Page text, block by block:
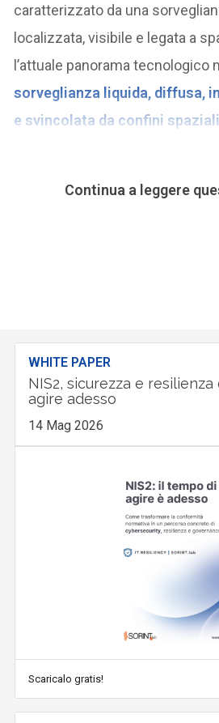
caratterizzato da una
localizzata, visibile e legata a
l’attuale panorama tecnologico
sorveglianza liquida, diffusa,
e svincolata da confini
Continua a leggere
WHITE PAPER
NIS2, sicurezza e
agire adesso
14 Mag 2026
Scaricalo gratis!